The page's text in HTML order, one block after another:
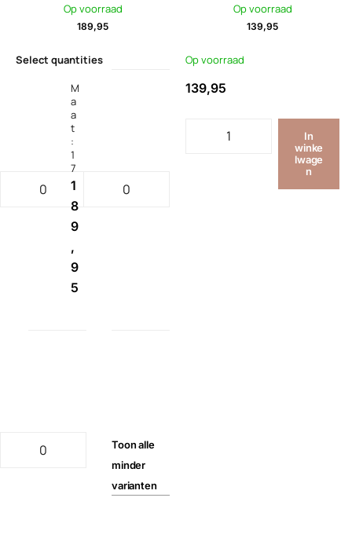
Op voorraad
189,95
Select quantities
M
a
a
t
:
1
7
1
8
9
,
9
5
Toonalle
minder
varianten
Op voorraad
139,95
Op voorraad
139,95
In
winke
lwage
n